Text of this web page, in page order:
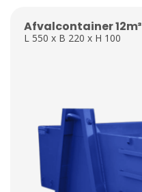
Afvalcontainer 12m³
L 550 x B 220 x H 100